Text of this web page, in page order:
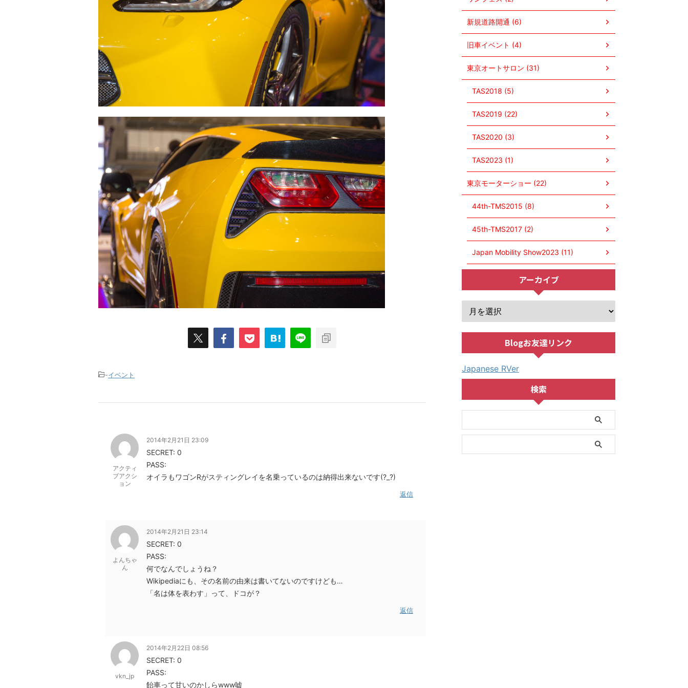
-イベント
アクティ
ブアクシ
ョン
2014年2月21日 23:09
SECRET: 0
PASS:
オイラもワゴンRがスティングレイを名乗っているのは納得出来ないです(?_?)
返信
よんちゃ
ん
2014年2月21日 23:14
SECRET: 0
PASS:
何でなんでしょうね？
Wikipediaにも、その名前の由来は書いてないのですけども…
「名は体を表わす」って、ドコが？
返信
vkn_jp
2014年2月22日 08:56
SECRET: 0
PASS:
飴車って甘いのかしらwww嘘
新規道路開通 (6)
旧車イベント (4)
東京オートサロン (31)
TAS2018 (5)
TAS2019 (22)
TAS2020 (3)
TAS2023 (1)
東京モーターショー (22)
44th-TMS2015 (8)
45th-TMS2017 (2)
Japan Mobility Show2023 (11)
アーカイブ
Blogお友達リンク
Japanese RVer
検索